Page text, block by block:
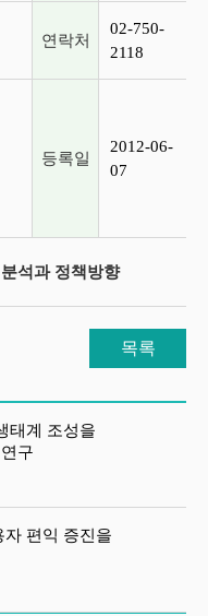
연락처
02-750-
2118
등록일
2012-06-
07
석과 정책방향
목록
태계 조성을
구
편익 증진을